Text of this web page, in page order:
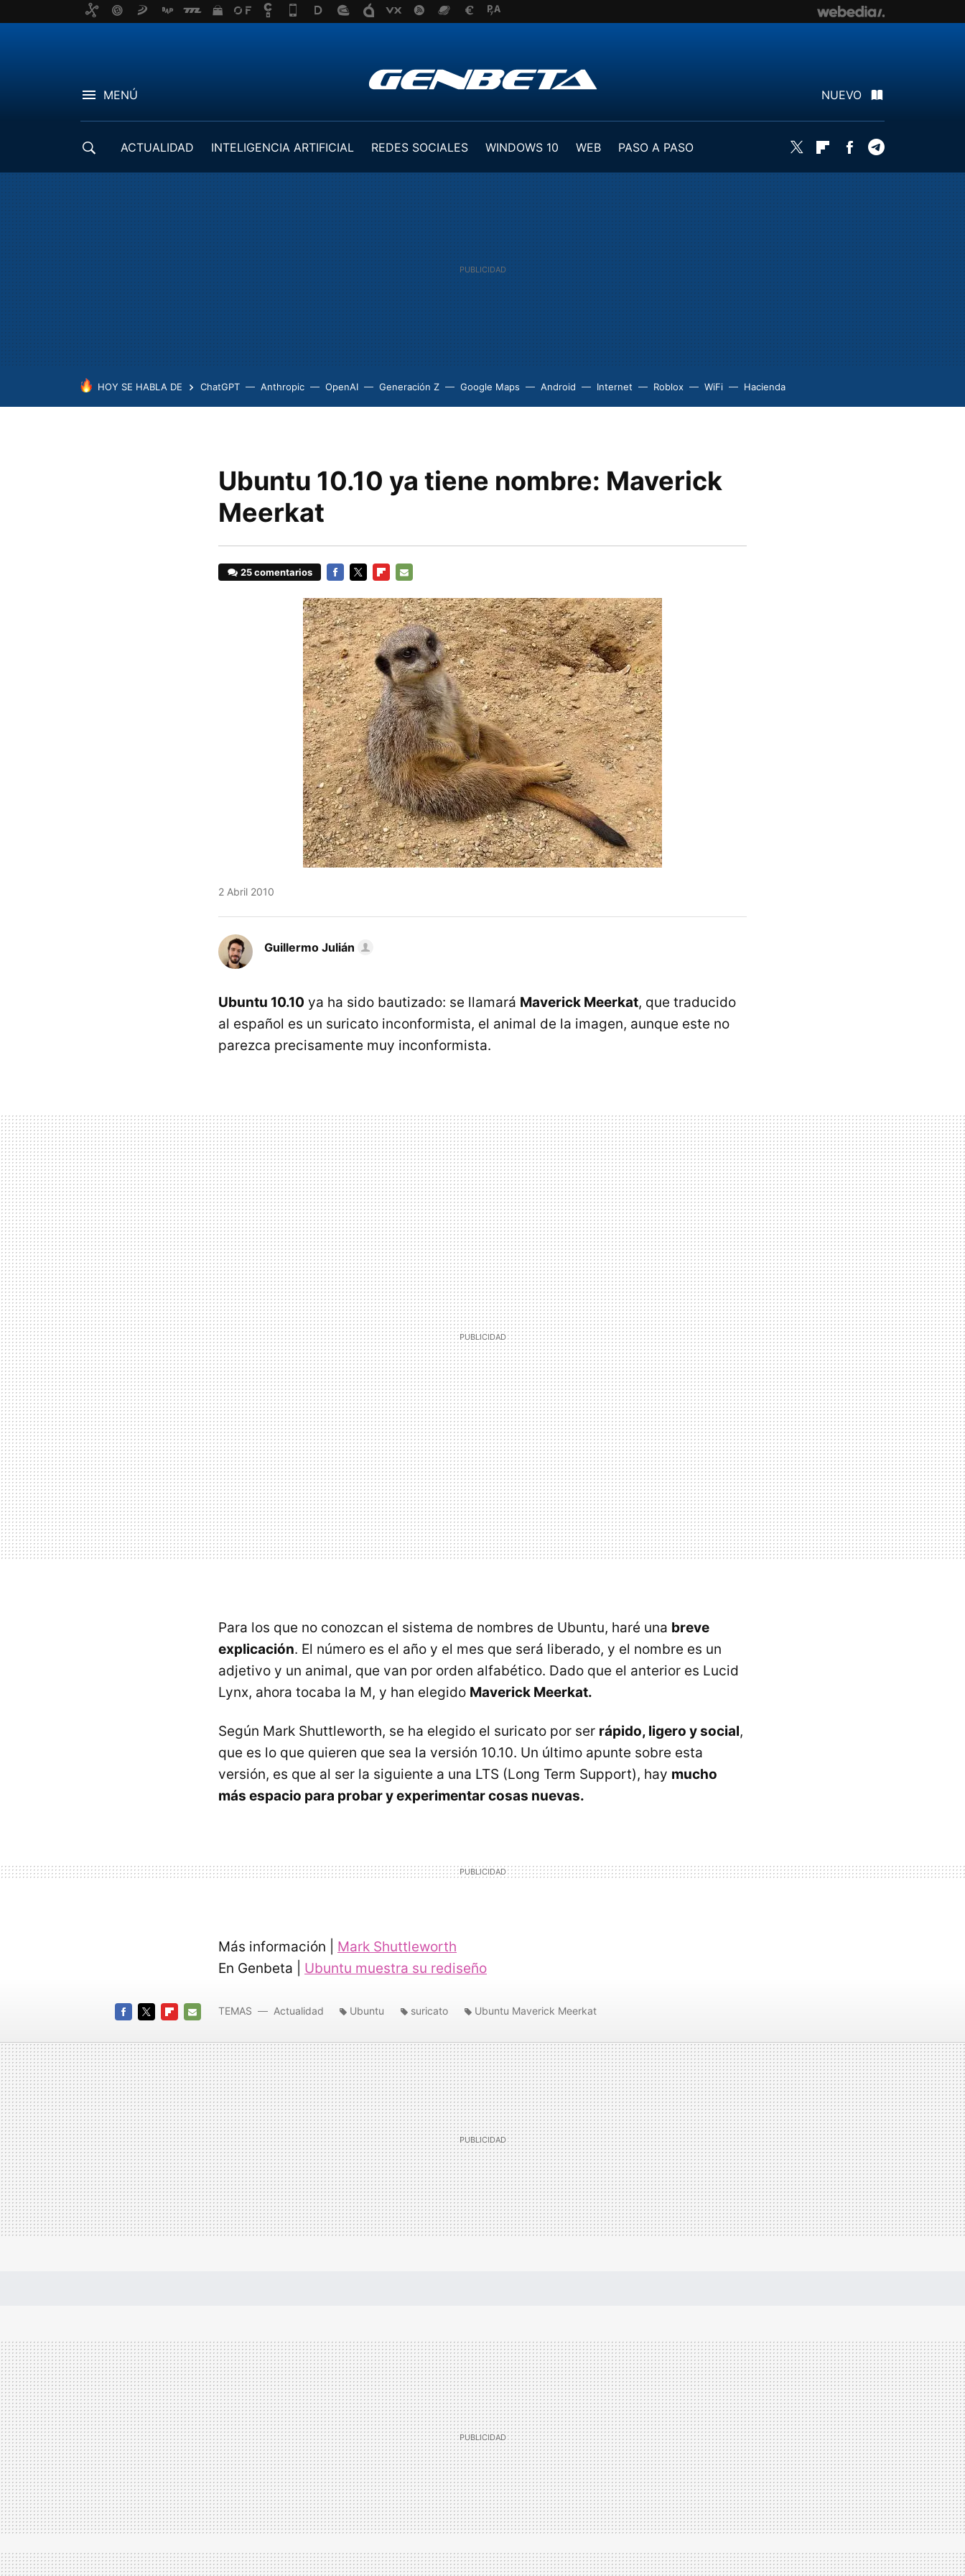
MENÚ NUEVO
ACTUALIDAD INTELIGENCIA ARTIFICIAL REDES SOCIALES WINDOWS 10 WEB
PASO A PASO
Twitter FlipboardFacebook
HOY SE HABLA DE ChatGPT Anthropic OpenAI Generación Z Google Maps Android Internet Roblox WiFi Hacienda
Ubuntu 10.10 ya tiene nombre: Maverick
Meerkat
25 comentarios
MAIL
2 Abril 2010
Guillermo Julián
Ubuntu 10.10 ya ha sido bautizado: se llamará Maverick Meerkat, que traducido
al español es un suricato inconformista, el animal de la imagen, aunque este no
parezca precisamente muy inconformista.
Para los que no conozcan el sistema de nombres de Ubuntu, haré una breve
explicación. El número es el año y el mes que será liberado, y el nombre es un
adjetivo y un animal, que van por orden alfabético. Dado que el anterior es Lucid
Lynx, ahora tocaba la M, y han elegido Maverick Meerkat.
Según Mark Shuttleworth, se ha elegido el suricato por ser rápido, ligero y social,
que es lo que quieren que sea la versión 10.10. Un último apunte sobre esta
versión, es que al ser la siguiente a una LTS (Long Term Support), hay mucho
más espacio para probar y experimentar cosas nuevas.
Más información | Mark Shuttleworth
En Genbeta | Ubuntu muestra su rediseño
MAIL
TEMAS Actualidad Ubuntu suricato Ubuntu Maverick Meerkat